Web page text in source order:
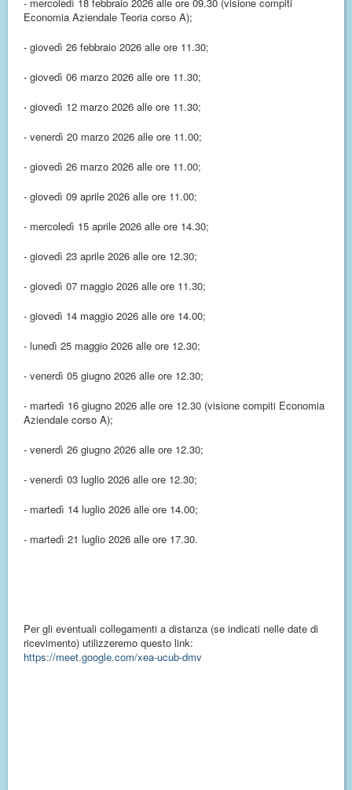
- mercoledì 18 febbraio 2026 alle ore 09.30 (visione compiti
Economia Aziendale Teoria corso A);
- giovedì 26 febbraio 2026 alle ore 11.30;
- giovedì 06 marzo 2026 alle ore 11.30;
- giovedì 12 marzo 2026 alle ore 11.30;
- venerdì 20 marzo 2026 alle ore 11.00;
- giovedì 26 marzo 2026 alle ore 11.00;
- giovedì 09 aprile 2026 alle ore 11.00;
- mercoledì 15 aprile 2026 alle ore 14.30;
- giovedì 23 aprile 2026 alle ore 12.30;
- giovedì 07 maggio 2026 alle ore 11.30;
- giovedì 14 maggio 2026 alle ore 14.00;
- lunedì 25 maggio 2026 alle ore 12.30;
- venerdì 05 giugno 2026 alle ore 12.30;
- martedì 16 giugno 2026 alle ore 12.30 (visione compiti Economia
Aziendale corso A);
- venerdì 26 giugno 2026 alle ore 12.30;
- venerdì 03 luglio 2026 alle ore 12.30;
- martedì 14 luglio 2026 alle ore 14.00;
- martedì 21 luglio 2026 alle ore 17.30.
Per gli eventuali collegamenti a distanza (se indicati nelle date di
ricevimento) utilizzeremo questo link:
https://meet.google.com/xea-ucub-dmv